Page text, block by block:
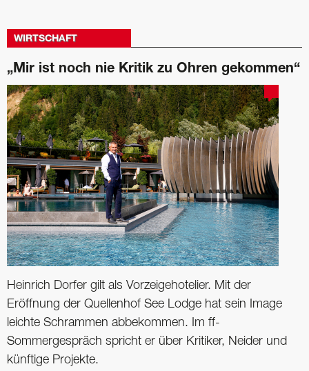
WIRTSCHAFT
„Mir ist noch nie Kritik zu Ohren gekommen“
Heinrich Dorfer gilt als Vorzeigehotelier. Mit der
Eröffnung der Quellenhof See Lodge hat sein Image
leichte Schrammen abbekommen. Im ff-
Sommergespräch spricht er über Kritiker, Neider und
künftige Projekte.